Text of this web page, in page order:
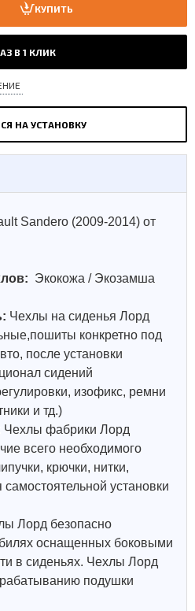
КУПИТЬ
В 1 КЛИК
НА УСТАНОВКУ
Sandero (2009-2014) от
Экокожа / Экозамша
Чехлы на сиденья Лорд
конкретно под
после установки
сидений
изофикс, ремни
и тд.)
Чехлы фабрики Лорд
всего необходимого
крючки, нитки,
установки
Лорд безопасно
оснащенных боковыми
в сиденьях. Чехлы Лорд
подушки